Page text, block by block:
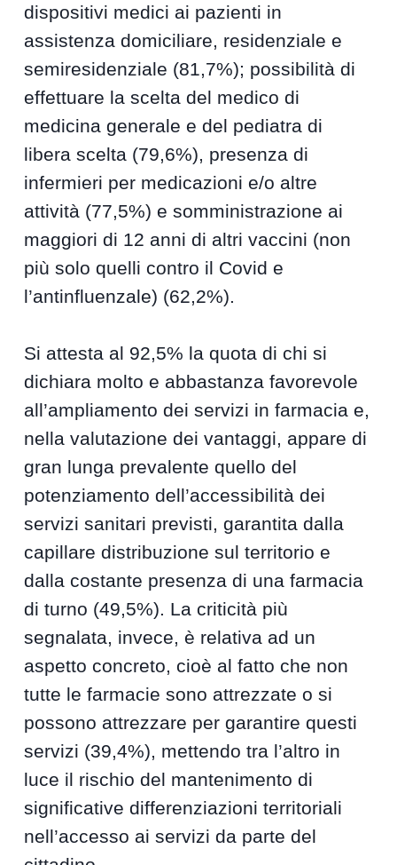
dispositivi medici ai pazienti in
assistenza domiciliare, residenziale e
semiresidenziale (81,7%); possibilità di
effettuare la scelta del medico di
medicina generale e del pediatra di
libera scelta (79,6%), presenza di
infermieri per medicazioni e/o altre
attività (77,5%) e somministrazione ai
maggiori di 12 anni di altri vaccini (non
più solo quelli contro il Covid e
l’antinfluenzale) (62,2%).
Si attesta al 92,5% la quota di chi si
dichiara molto e abbastanza favorevole
all’ampliamento dei servizi in farmacia e,
nella valutazione dei vantaggi, appare di
gran lunga prevalente quello del
potenziamento dell’accessibilità dei
servizi sanitari previsti, garantita dalla
capillare distribuzione sul territorio e
dalla costante presenza di una farmacia
di turno (49,5%). La criticità più
segnalata, invece, è relativa ad un
aspetto concreto, cioè al fatto che non
tutte le farmacie sono attrezzate o si
possono attrezzare per garantire questi
servizi (39,4%), mettendo tra l’altro in
luce il rischio del mantenimento di
significative differenziazioni territoriali
nell’accesso ai servizi da parte del